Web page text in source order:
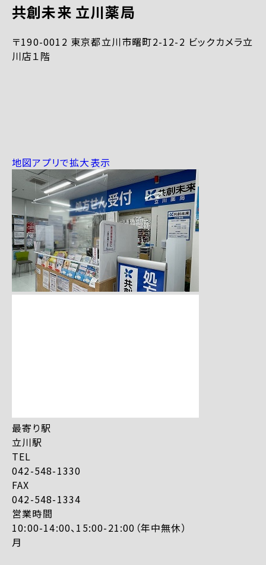
共創未来 立川薬局
〒190-0012 東京都立川市曙町2-12-2 ビックカメラ立
川店１階
地図アプリで拡大表示
最寄り駅
立川駅
TEL
042-548-1330
FAX
042-548-1334
営業時間
10:00-14:00、15:00-21:00（年中無休）
月